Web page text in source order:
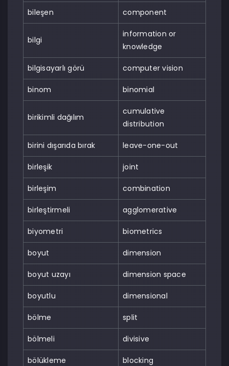
bileşen component
bilgi
information or
knowledge
bilgisayarlı görü computer vision
binom binomial
birikimli dağılım
cumulative
distribution
birini dışarıda bırak leave-one-out
birleşik joint
birleşim combination
birleştirmeli agglomerative
biyometri biometrics
boyut dimension
boyut uzayı dimension space
boyutlu dimensional
bölme split
bölmeli divisive
bölükleme blocking